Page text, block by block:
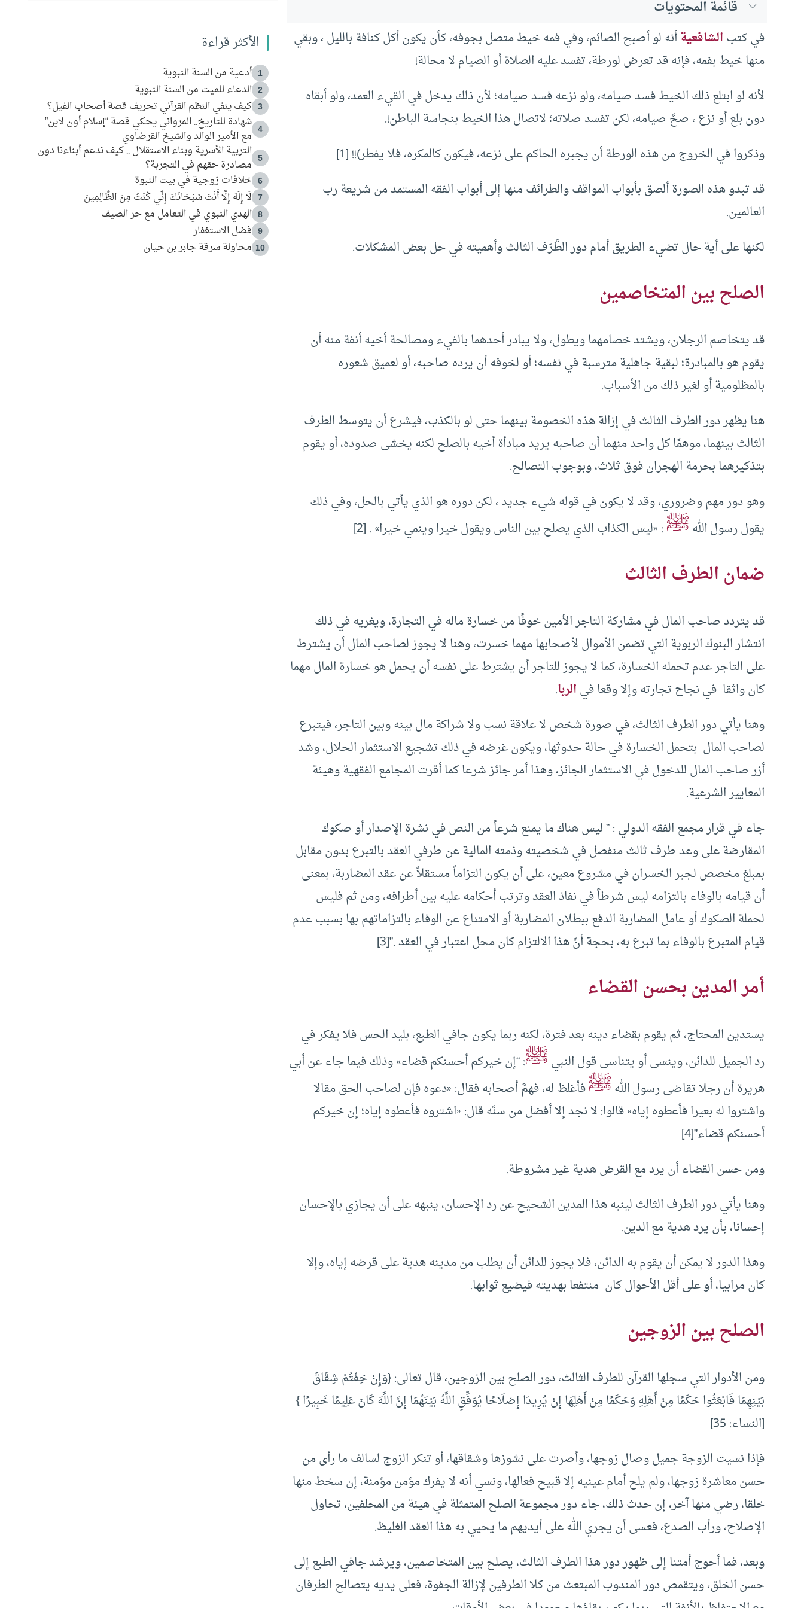
قائمة المحتويات
في كتبالشافعيةأنه لو أصبح الصائم، وفي فمه خيط متصل بجوفه، كأن يكون أكل كنافة بالليل ، وبقي
منها خيط بفمه، فإنه قد تعرض لورطة، تفسد عليه الصلاة أو الصيام لا محالة!
لأنه لو ابتلع ذلك الخيط فسد صيامه، ولو نزعه فسد صيامه؛ لأن ذلك يدخل في القيء العمد، ولو أبقاه
دون بلع أو نزع ، صحَّ صيامه، لكن تفسد صلاته؛ لاتصال هذا الخيط بنجاسة الباطن!.
وذكروا في الخروج من هذه الورطة أن يجبره الحاكم على نزعه، فيكون كالمكره، فلا يفطر)!![1]
قد تبدو هذه الصورة ألصق بأبواب المواقف والطرائف منها إلى أبواب الفقه المستمد من شريعة رب
العالمين.
لكنها على أية حال تضيء الطريق أمام دور الطَّرَف الثالث وأهميته في حل بعض المشكلات.
الصلح بين المتخاصمين
قد يتخاصم الرجلان، ويشتد خصامهما ويطول، ولا يبادر أحدهما بالفيء ومصالحة أخيه أنفة منه أن
يقوم هو بالمبادرة؛ لبقية جاهلية مترسبة في نفسه؛ أو لخوفه أن يرده صاحبه، أو لعميق شعوره
بالمظلومية أو لغير ذلك من الأسباب.
هنا يظهر دور الطرف الثالث في إزالة هذه الخصومة بينهما حتى لو بالكذب، فيشرع أن يتوسط الطرف
الثالث بينهما، موهمًا كل واحد منهما أن صاحبه يريد مبادأة أخيه بالصلح لكنه يخشى صدوده، أو يقوم
بتذكيرهما بحرمة الهجران فوق ثلاث، وبوجوب التصالح.
وهو دور مهم وضروري، وقد لا يكون في قوله شيء جديد ، لكن دوره هو الذي يأتي بالحل، وفي ذلك
يقول رسول اللهﷺ: «ليس الكذاب الذي يصلح بين الناس ويقول خيرا وينمي خيرا» .[2]
ضمان الطرف الثالث
قد يتردد صاحب المال في مشاركة التاجر الأمين خوفًا من خسارة ماله في التجارة، ويغريه في ذلك
انتشار البنوك الربوية التي تضمن الأموال لأصحابها مهما خسرت، وهنا لا يجوز لصاحب المال أن يشترط
على التاجر عدم تحمله الخسارة، كما لا يجوز للتاجر أن يشترط على نفسه أن يحمل هو خسارة المال مهما
كان واثقا في نجاح تجارته وإلا وقعا فيالربا.
وهنا يأتي دور الطرف الثالث، في صورة شخص لا علاقة نسب ولا شراكة مال بينه وبين التاجر، فيتبرع
لصاحب المال بتحمل الخسارة في حالة حدوثها، ويكون غرضه في ذلك تشجيع الاستثمار الحلال، وشد
أزر صاحب المال للدخول في الاستثمار الجائز، وهذا أمر جائز شرعا كما أقرت المجامع الفقهية وهيئة
المعايير الشرعية.
جاء في قرار مجمع الفقه الدولي : ” ليس هناك ما يمنع شرعاً من النص في نشرة الإصدار أو صكوك
المقارضة على وعد طرف ثالث منفصل في شخصيته وذمته المالية عن طرفي العقد بالتبرع بدون مقابل
بمبلغ مخصص لجبر الخسران في مشروع معين، على أن يكون التزاماً مستقلاً عن عقد المضاربة، بمعنى
أن قيامه بالوفاء بالتزامه ليس شرطاً في نفاذ العقد وترتب أحكامه عليه بين أطرافه، ومن ثم فليس
لحملة الصكوك أو عامل المضاربة الدفع ببطلان المضاربة أو الامتناع عن الوفاء بالتزاماتهم بها بسبب عدم
قيام المتبرع بالوفاء بما تبرع به، بحجة أنَّ هذا الالتزام كان محل اعتبار في العقد .”[3]
أمر المدين بحسن القضاء
يستدين المحتاج، ثم يقوم بقضاء دينه بعد فترة، لكنه ربما يكون جافي الطبع، بليد الحس فلا يفكر في
رد الجميل للدائن، وينسى أو يتناسى قول النبيﷺ: “إن خيركم أحسنكم قضاء» وذلك فيما جاء عن أبي
هريرة أن رجلا تقاضى رسول اللهﷺفأغلظ له، فهمَّ أصحابه فقال: «دعوه فإن لصاحب الحق مقالا
واشتروا له بعيرا فأعطوه إياه» قالوا: لا نجد إلا أفضل من سنَّه قال: «اشتروه فأعطوه إياه؛ إن خيركم
أحسنكم قضاء”[4]
ومن حسن القضاء أن يرد مع القرض هدية غير مشروطة.
وهنا يأتي دور الطرف الثالث لينبه هذا المدين الشحيح عن رد الإحسان، ينبهه على أن يجازي بالإحسان
إحسانا، بأن يرد هدية مع الدين.
وهذا الدور لا يمكن أن يقوم به الدائن، فلا يجوز للدائن أن يطلب من مدينه هدية على قرضه إياه، وإلا
كان مرابيا، أو على أقل الأحوال كان منتفعا بهديته فيضيع ثوابها.
الصلح بين الزوجين
ومن الأدوار التي سجلها القرآن للطرف الثالث، دور الصلح بين الزوجين، قال تعالى: {وَإِنْ خِفْتُمْ شِقَاقَ
بَيْنِهِمَا فَابْعَثُوا حَكَمًا مِنْ أَهْلِهِ وَحَكَمًا مِنْ أَهْلِهَا إِنْ يُرِيدَا إِصْلَاحًا يُوَفِّقِ اللَّهُ بَيْنَهُمَا إِنَّ اللَّهَ كَانَ عَلِيمًا خَبِيرًا }
[النساء: 35]
فإذا نسيت الزوجة جميل وصال زوجها، وأصرت على نشوزها وشقاقها، أو تنكر الزوج لسالف ما رأى من
حسن معاشرة زوجها، ولم يلح أمام عينيه إلا قبيح فعالها، ونسي أنه لا يفرك مؤمن مؤمنة، إن سخط منها
خلقا، رضي منها آخر، إن حدث ذلك، جاء دور مجموعة الصلح المتمثلة في هيئة من المحلفين، تحاول
الإصلاح، ورأب الصدع، فعسى أن يجري الله على أيديهم ما يحيي به هذا العقد الغليظ.
وبعد، فما أحوج أمتنا إلى ظهور دور هذا الطرف الثالث، يصلح بين المتخاصمين، ويرشد جافي الطبع إلى
حسن الخلق، ويتقمص دور المندوب المبتعث من كلا الطرفين لإزالة الجفوة، فعلى يديه يتصالح الطرفان
الأكثر قراءة
1 أدعية من السنة النبوية
2 الدعاء للميت من السنة النبوية
3 كيف ينفي النظم القرآني تحريف قصة أصحاب الفيل؟
4
شهادة للتاريخ.. المرواني يحكي قصة “إسلام أون لاين”
مع الأمير الوالد والشيخ القرضاوي
5
التربية الأسرية وبناء الاستقلال .. كيف ندعم أبناءنا دون
مصادرة حقهم في التجربة؟
6 خلافات زوجية في بيت النبوة
7 لَا إِلَهَ إِلَّا أَنْتَ سُبْحَانَكَ إِنِّي كُنْتُ مِنَ الظَّالِمِينَ
8 الهدي النبوي في التعامل مع حر الصيف
9 فضل الاستغفار
10 محاولة سرقة جابر بن حيان